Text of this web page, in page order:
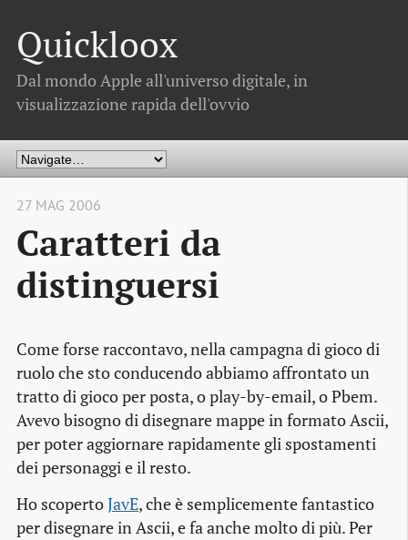
Quickloox
Dal mondo Apple all'universo digitale, in
visualizzazione rapida dell'ovvio
27 MAG 2006
Caratteri da
distinguersi
Come forse raccontavo, nella campagna di gioco di
ruolo che sto conducendo abbiamo affrontato un
tratto di gioco per posta, o play-by-email, o Pbem.
Avevo bisogno di disegnare mappe in formato Ascii,
per poter aggiornare rapidamente gli spostamenti
dei personaggi e il resto.
Ho scopertoJavE, che è semplicemente fantastico
per disegnare in Ascii, e fa anche molto di più. Per